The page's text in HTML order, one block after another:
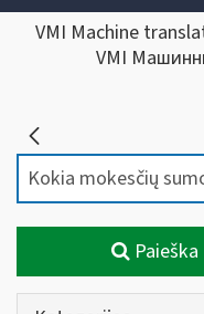
VMI Machine
VMI
Paieška